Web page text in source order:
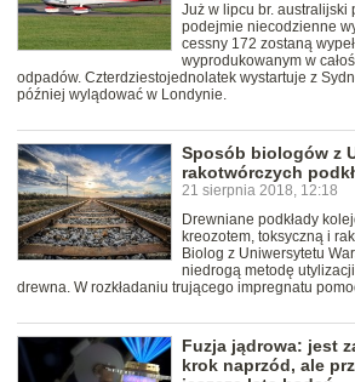
Już w lipcu br. australijski
podejmie niecodzienne
cessny 172 zostaną
wyprodukowanym w
odpadów. Czterdziestojednolatek wystartuje z
później wylądować w Londynie.
Sposób biologów z
rakotwórczych
21 sierpnia 2018, 12:18
Drewniane podkłady
kreozotem, toksyczną i
Biolog z Uniwersytetu
niedrogą metodę
drewna. W rozkładaniu trującego impregnatu
Fuzja jądrowa: jest
krok naprzód, ale